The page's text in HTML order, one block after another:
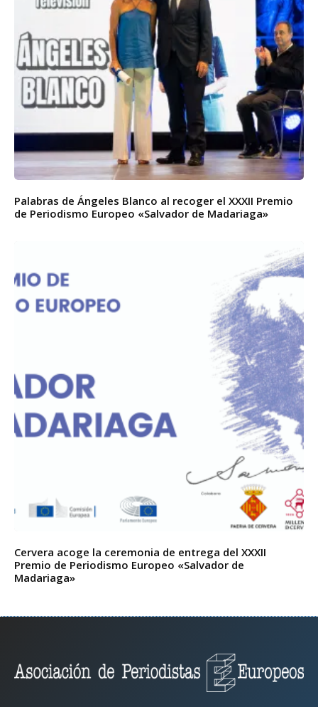
Palabras de Ángeles Blanco al recoger el XXXII Premio
de Periodismo Europeo «Salvador de Madariaga»
Cervera acoge la ceremonia de entrega del XXXII
Premio de Periodismo Europeo «Salvador de
Madariaga»